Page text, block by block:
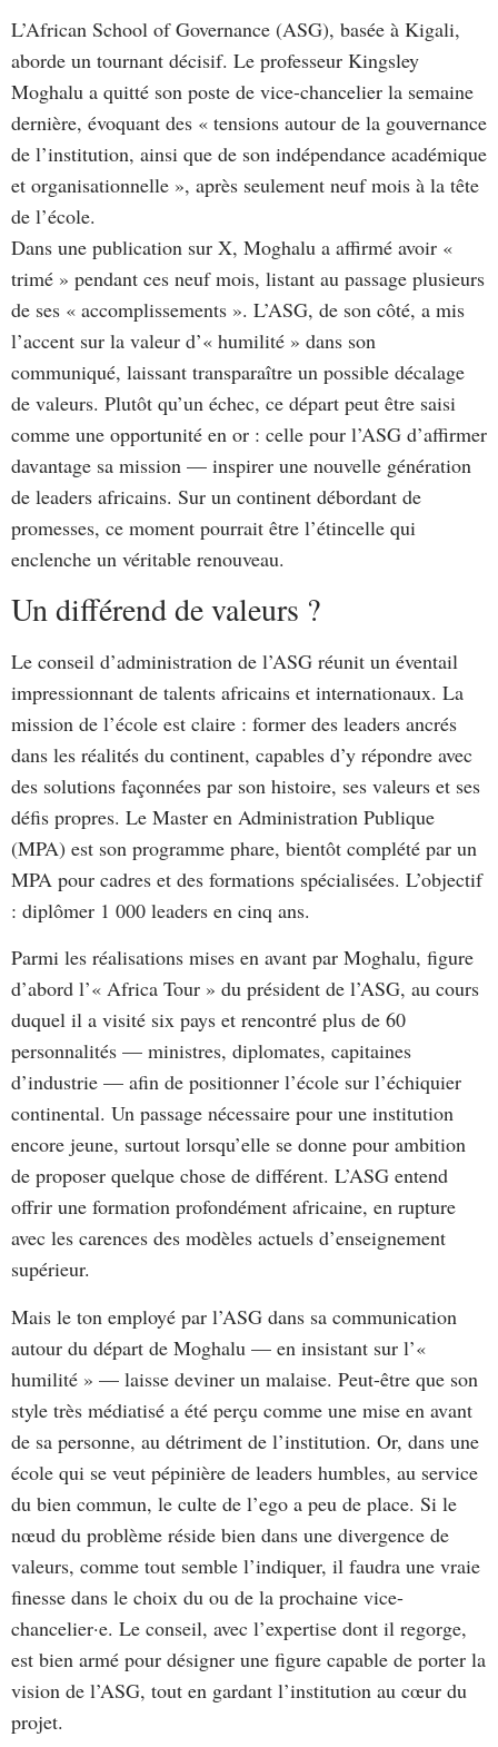
L’African School of Governance (ASG), basée à Kigali,
aborde un tournant décisif. Le professeur Kingsley
Moghalu a quitté son poste de vice-chancelier la semaine
dernière, évoquant des « tensions autour de la gouvernance
de l’institution, ainsi que de son indépendance académique
et organisationnelle », après seulement neuf mois à la tête
de l’école.
Dans une publication sur X, Moghalu a affirmé avoir «
trimé » pendant ces neuf mois, listant au passage plusieurs
de ses « accomplissements ». L’ASG, de son côté, a mis
l’accent sur la valeur d’« humilité » dans son
communiqué, laissant transparaître un possible décalage
de valeurs. Plutôt qu’un échec, ce départ peut être saisi
comme une opportunité en or : celle pour l’ASG d’affirmer
davantage sa mission — inspirer une nouvelle génération
de leaders africains. Sur un continent débordant de
promesses, ce moment pourrait être l’étincelle qui
enclenche un véritable renouveau.
Un différend de valeurs ?
Le conseil d’administration de l’ASG réunit un éventail
impressionnant de talents africains et internationaux. La
mission de l’école est claire : former des leaders ancrés
dans les réalités du continent, capables d’y répondre avec
des solutions façonnées par son histoire, ses valeurs et ses
défis propres. Le Master en Administration Publique
(MPA) est son programme phare, bientôt complété par un
MPA pour cadres et des formations spécialisées. L’objectif
: diplômer 1 000 leaders en cinq ans.
Parmi les réalisations mises en avant par Moghalu, figure
d’abord l’« Africa Tour » du président de l’ASG, au cours
duquel il a visité six pays et rencontré plus de 60
personnalités — ministres, diplomates, capitaines
d’industrie — afin de positionner l’école sur l’échiquier
continental. Un passage nécessaire pour une institution
encore jeune, surtout lorsqu’elle se donne pour ambition
de proposer quelque chose de différent. L’ASG entend
offrir une formation profondément africaine, en rupture
avec les carences des modèles actuels d’enseignement
supérieur.
Mais le ton employé par l’ASG dans sa communication
autour du départ de Moghalu — en insistant sur l’«
humilité » — laisse deviner un malaise. Peut-être que son
style très médiatisé a été perçu comme une mise en avant
de sa personne, au détriment de l’institution. Or, dans une
école qui se veut pépinière de leaders humbles, au service
du bien commun, le culte de l’ego a peu de place. Si le
nœud du problème réside bien dans une divergence de
valeurs, comme tout semble l’indiquer, il faudra une vraie
finesse dans le choix du ou de la prochaine vice-
chancelier·e. Le conseil, avec l’expertise dont il regorge,
est bien armé pour désigner une figure capable de porter la
vision de l’ASG, tout en gardant l’institution au cœur du
projet.